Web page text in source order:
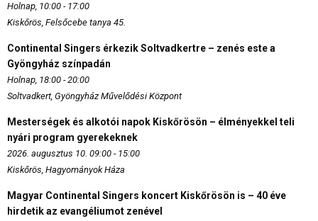
Holnap, 10:00 - 17:00
Kiskőrös, Felsőcebe tanya 45.
Continental Singers érkezik Soltvadkertre – zenés este a
Gyöngyház színpadán
Holnap, 18:00 - 20:00
Soltvadkert, Gyöngyház Művelődési Központ
Mesterségek és alkotói napok Kiskőrösön – élményekkel teli
nyári program gyerekeknek
2026. augusztus 10. 09:00 - 15:00
Kiskőrös, Hagyományok Háza
Magyar Continental Singers koncert Kiskőrösön is – 40 éve
hirdetik az evangéliumot zenével